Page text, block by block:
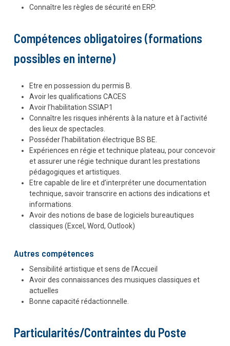
Connaître les règles de sécurité en ERP.
Compétences obligatoires (formations
possibles en interne)
Etre en possession du permis B.
Avoir les qualifications CACES
Avoir l’habilitation SSIAP1
Connaître les risques inhérents à la nature et à l’activité
des lieux de spectacles.
Posséder l’habilitation électrique BS BE.
Expériences en régie et technique plateau, pour concevoir
et assurer une régie technique durant les prestations
pédagogiques et artistiques.
Etre capable de lire et d’interpréter une documentation
technique, savoir transcrire en actions des indications et
informations.
Avoir des notions de base de logiciels bureautiques
classiques (Excel, Word, Outlook)
Autres compétences
Sensibilité artistique et sens de l’Accueil
Avoir des connaissances des musiques classiques et
actuelles
Bonne capacité rédactionnelle.
Particularités/Contraintes du Poste